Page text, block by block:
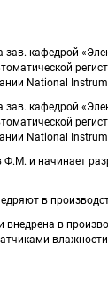
кафедрой
National
кафедрой
National
и начинает
в
в